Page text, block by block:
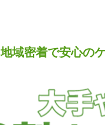
地域密着で安心の